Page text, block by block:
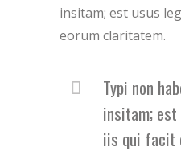
insitam; est usus
eorum claritatem.
Typi non
insitam;
iis qui facit